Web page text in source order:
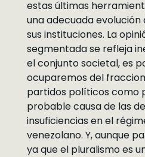
estas últimas
una adecuada evolución
sus instituciones. La
segmentada se refleja
el conjunto societal, es
ocuparemos del
partidos políticos como
probable causa de las
insuficiencias en el
venezolano. Y, aunque
ya que el pluralismo es